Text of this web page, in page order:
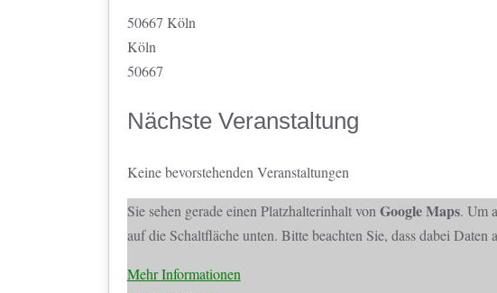
50667 Köln
Köln
50667
Nächste Veranstaltung
Keine bevorstehenden Veranstaltungen
Sie sehen gerade einen Platzhalterinhalt von Google Maps. Um
auf die Schaltfläche unten. Bitte beachten Sie, dass dabei
Mehr Informationen